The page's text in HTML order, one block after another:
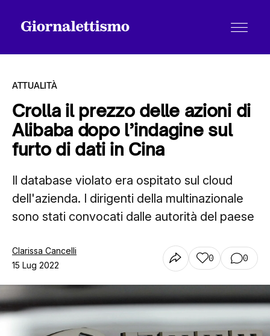
Tutti gli articoli
Chi siamo
ATTUALITÀ
Crolla il prezzo delle azioni di
Alibaba dopo l’indagine sul
furto di dati in Cina
Il database violato era ospitato sul cloud
dell'azienda. I dirigenti della multinazionale
sono stati convocati dalle autorità del paese
Clarissa Cancelli
15 Lug 2022
0 0